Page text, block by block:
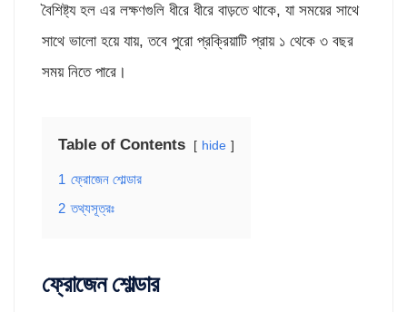
বৈশিষ্ট্য হল এর লক্ষণগুলি ধীরে ধীরে বাড়তে থাকে, যা সময়ের সাথে
সাথে ভালো হয়ে যায়, তবে পুরো প্রক্রিয়াটি প্রায় ১ থেকে ৩ বছর
সময় নিতে পারে।
Table of Contents hide
1 ফ্রোজেন শোল্ডার
2 তথ্যসূত্রঃ
ফ্রোজেন শোল্ডার